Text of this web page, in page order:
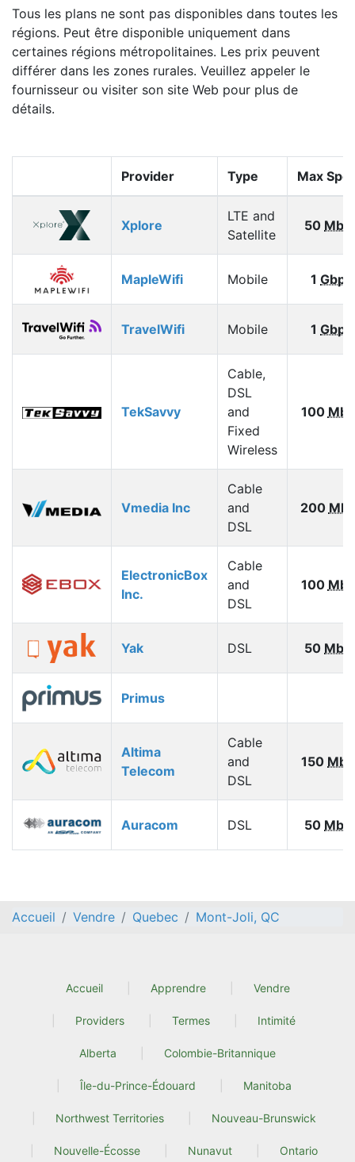
Tous les plans ne sont pas disponibles dans toutes les
régions. Peut être disponible uniquement dans
certaines régions métropolitaines. Les prix peuvent
différer dans les zones rurales. Veuillez appeler le
fournisseur ou visiter son site Web pour plus de
détails.
Provider Type Max
Xplore
LTE and
Satellite
50
MapleWifi Mobile 1 Gbps
TravelWifi Mobile 1 Gbps
TekSavvy
Cable,
DSL
and
Fixed
Wireless
100
Vmedia Inc
Cable
and
DSL
200
ElectronicBox
Inc.
Cable
and
DSL
100
Yak DSL 50
Primus
Altima
Telecom
Cable
and
DSL
150
Auracom DSL 50
Accueil Vendre Quebec Mont-Joli, QC
Accueil Apprendre Vendre
Providers Termes Intimité
Alberta Colombie-Britannique
Île-du-Prince-Édouard Manitoba
Northwest Territories Nouveau-Brunswick
Nouvelle-Écosse Nunavut Ontario